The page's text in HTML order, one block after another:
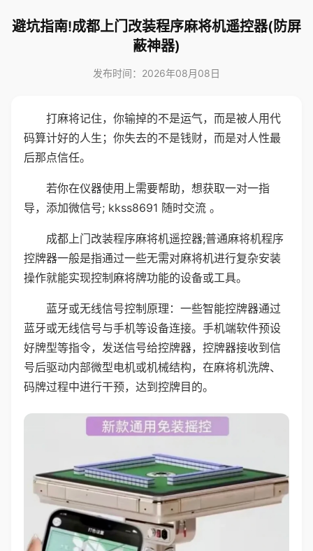
避坑指南!成都上门改装程序麻将机遥控器(防屏
蔽神器)
发布时间：2026年08月08日
打麻将记住，你输掉的不是运气，而是被人用代
码算计好的人生；你失去的不是钱财，而是对人性最
后那点信任。
若你在仪器使用上需要帮助，想获取一对一指
导，添加微信号; kkss8691 随时交流 。
成都上门改装程序麻将机遥控器;普通麻将机程序
控牌器一般是指通过一些无需对麻将机进行复杂安装
操作就能实现控制麻将牌功能的设备或工具。
蓝牙或无线信号控制原理：一些智能控牌器通过
蓝牙或无线信号与手机等设备连接。手机端软件预设
好牌型等指令，发送信号给控牌器，控牌器接收到信
号后驱动内部微型电机或机械结构，在麻将机洗牌、
码牌过程中进行干预，达到控牌目的。